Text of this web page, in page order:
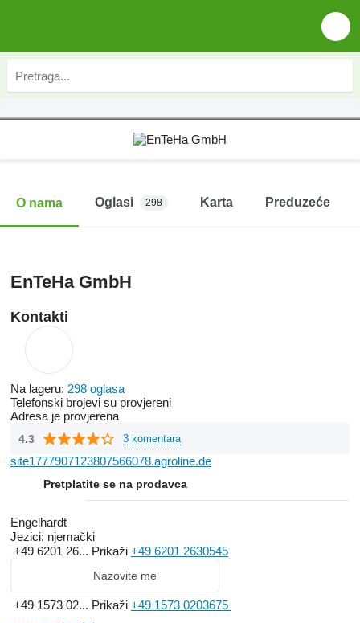
O nama Oglasi 298 Karta Preduzeće
EnTeHa GmbH
Kontakti
Na lageru: 298 oglasa
Telefonski brojevi su provjereni
Adresa je provjerena
4.3 3 komentara
site1777907123807566078.agroline.de
Pretplatite se na prodavca
Engelhardt
Jezici: njemački
+49 6201 26... Prikaži +49 6201 2630545
Nazovite me
+49 1573 02... Prikaži +49 1573 0203675